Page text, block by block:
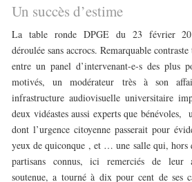
Un succès d’estime
La table ronde DPGE du 23 février
déroulée sans accrocs. Remarquable
entre un panel d’intervenant-e-s des plus
motivés, un modérateur très à son
infrastructure audiovisuelle universitaire
deux vidéastes aussi experts que bénévoles,
dont l’urgence citoyenne passerait pour
yeux de quiconque , et … une salle qui, hors
partisans connus, ici remerciés de leur
soutenue, a tourné à dix pour cent de ses